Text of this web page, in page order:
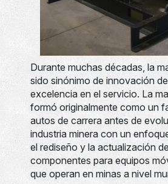
Durante muchas décadas, la
sido sinónimo de innovación
excelencia en el servicio. La
formó originalmente como un
autos de carrera antes de
industria minera con un
el rediseño y la actualización
componentes para equipos
que operan en minas a nivel